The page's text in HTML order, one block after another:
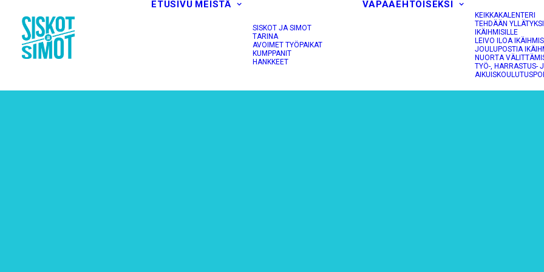
ETUSIVU MEISTÄ
SISKOT JA SIMOT
TARINA
AVOIMET TYÖPAIKAT
KUMPPANIT
HANKKEET
VAPAAEHTOISEKSI
KEIKKAKALENTERI
TEHDÄÄN
IKÄIHMISILLE
LEIVO ILOA
JOULUPOSTIA
NUORTA
TYÖ-, HARRASTUS-